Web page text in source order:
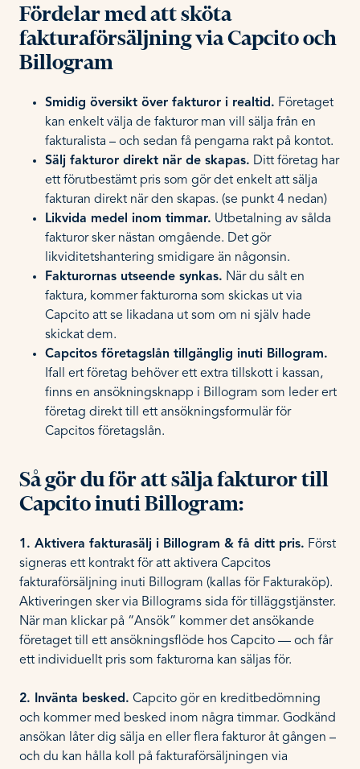
Fördelar med att sköta
fakturaförsäljning via Capcito och
Billogram
Smidig översikt över fakturor i realtid. Företaget
kan enkelt välja de fakturor man vill sälja från en
fakturalista – och sedan få pengarna rakt på kontot.
Sälj fakturor direkt när de skapas. Ditt företag har
ett förutbestämt pris som gör det enkelt att sälja
fakturan direkt när den skapas. (se punkt 4 nedan)
Likvida medel inom timmar. Utbetalning av sålda
fakturor sker nästan omgående. Det gör
likviditetshantering smidigare än någonsin.
Fakturornas utseende synkas. När du sålt en
faktura, kommer fakturorna som skickas ut via
Capcito att se likadana ut som om ni själv hade
skickat dem.
Capcitos företagslån tillgänglig inuti Billogram.
Ifall ert företag behöver ett extra tillskott i kassan,
finns en ansökningsknapp i Billogram som leder ert
företag direkt till ett ansökningsformulär för
Capcitos företagslån.
Så gör du för att sälja fakturor till
Capcito inuti Billogram:
1. Aktivera fakturasälj i Billogram & få ditt pris. Först
signeras ett kontrakt för att aktivera Capcitos
fakturaförsäljning inuti Billogram (kallas för Fakturaköp).
Aktiveringen sker via Billograms sida för tilläggstjänster.
När man klickar på “Ansök” kommer det ansökande
företaget till ett ansökningsflöde hos Capcito — och får
ett individuellt pris som fakturorna kan säljas för.
2. Invänta besked. Capcito gör en kreditbedömning
och kommer med besked inom några timmar. Godkänd
ansökan låter dig sälja en eller flera fakturor åt gången –
och du kan hålla koll på fakturaförsäljningen via